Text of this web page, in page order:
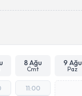
8 Ağu
Cmt
9 Ağu
Paz
11:00